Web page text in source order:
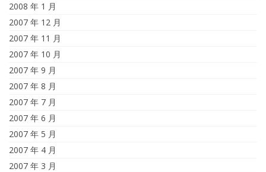
2008 年 1 月
2007 年 12 月
2007 年 11 月
2007 年 10 月
2007 年 9 月
2007 年 8 月
2007 年 7 月
2007 年 6 月
2007 年 5 月
2007 年 4 月
2007 年 3 月